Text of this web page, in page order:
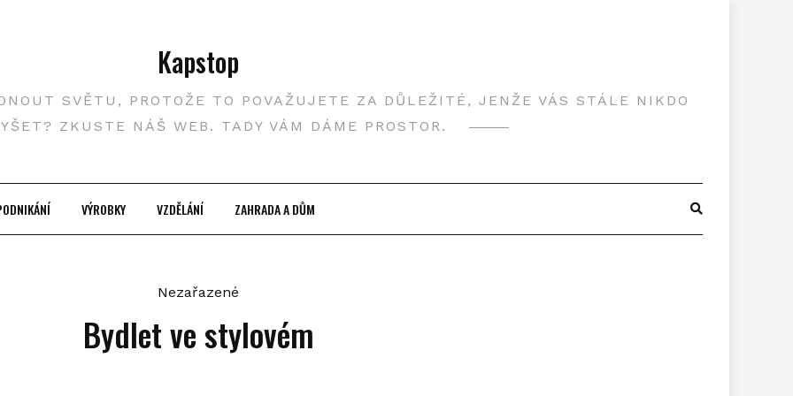
Kapstop
SVĚTU, PROTOŽE TO POVAŽUJETE ZA DŮLEŽITÉ, JENŽE VÁS STÁLE NIKDO
ZKUSTE NÁŠ WEB. TADY VÁM DÁME PROSTOR.
VÝROBKY VZDĚLÁNÍ ZAHRADA A DŮM
Nezařazené
Bydlet ve stylovém